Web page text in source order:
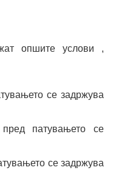
опшите услови ,
се задржува
патувањето се
се задржува